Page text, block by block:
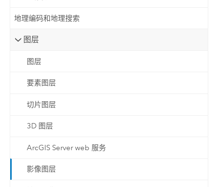
地理编码和地理搜索
图层
图层
要素图层
切片图层
3D 图层
ArcGIS Server web 服务
影像图层